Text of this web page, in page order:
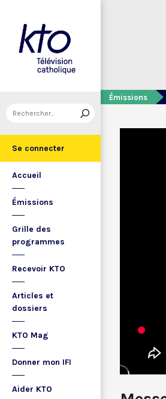
Se connecter
Accueil
Émissions
Grille des
programmes
Recevoir KTO
Articles et
dossiers
KTO Mag
Donner mon IFI
Aider KTO
Émissions